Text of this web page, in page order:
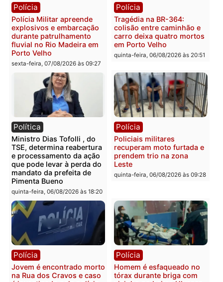
Polícia Civil deflagra
operação contra facção
criminosa que atacava
provedores de internet em
Rondônia
sexta-feira, 07/08/2026 às 09:33
Homem é encontrado
morto em residência no
bairro Colina Park em RO
sexta-feira, 07/08/2026 às
Polícia
Polícia Militar apreende
explosivos e embarcação
durante patrulhamento
fluvial no Rio Madeira em
Porto Velho
sexta-feira, 07/08/2026 às 09:27
Polícia
Tragédia na BR-364:
colisão entre caminhão e
carro deixa quatro
em Porto Velho
quinta-feira, 06/08/2026 às
Política
Ministro Dias Tofolli , do
Polícia
Policiais militares